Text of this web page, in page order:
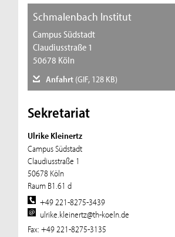
Schmalenbach Institut
Campus Südstadt
Claudiusstraße 1
50678 Köln
Anfahrt (GIF, 128 KB)
Sekretariat
Ulrike Kleinertz
Campus Südstadt
Claudiusstraße 1
50678 Köln
Raum B1.61 d
+49 221-8275-3439
ulrike.kleinertz@th-koeln.de
Fax: +49 221-8275-3135